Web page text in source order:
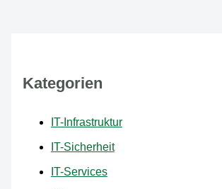
Kategorien
IT-Infrastruktur
IT-Sicherheit
IT-Services